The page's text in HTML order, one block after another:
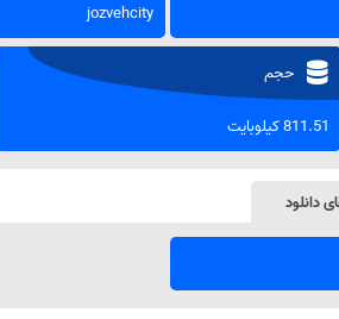
jozvehcity
حجم
811.51 کیلوبایت
دانلود